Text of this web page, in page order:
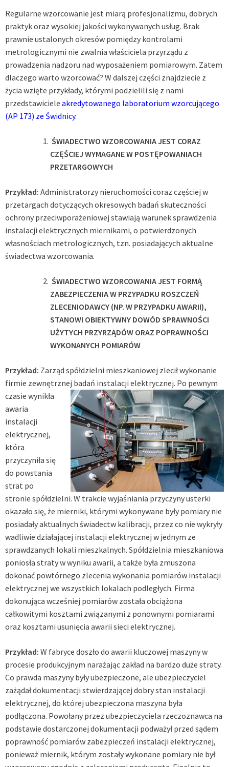
Regularne wzorcowanie jest miarą profesjonalizmu, dobrych
praktyk oraz wysokiej jakości wykonywanych usług. Brak
prawnie ustalonych okresów pomiędzy kontrolami
metrologicznymi nie zwalnia właściciela przyrządu z
prowadzenia nadzoru nad wyposażeniem pomiarowym. Zatem
dlaczego warto wzorcować? W dalszej części znajdziecie z
życia wzięte przykłady, którymi podzielili się z nami
przedstawiciele akredytowanego laboratorium wzorcującego
(AP 173) ze Świdnicy.
ŚWIADECTWO WZORCOWANIA JEST CORAZ
CZĘŚCIEJ WYMAGANE W POSTĘPOWANIACH
PRZETARGOWYCH
Przykład: Administratorzy nieruchomości coraz częściej w
przetargach dotyczących okresowych badań skuteczności
ochrony przeciwporażeniowej stawiają warunek sprawdzenia
instalacji elektrycznych miernikami, o potwierdzonych
własnościach metrologicznych, tzn. posiadających aktualne
świadectwa wzorcowania.
ŚWIADECTWO WZORCOWANIA JEST FORMĄ
ZABEZPIECZENIA W PRZYPADKU ROSZCZEŃ
ZLECENIODAWCY (NP. W PRZYPADKU AWARII),
STANOWI OBIEKTYWNY DOWÓD SPRAWNOŚCI
UŻYTYCH PRZYRZĄDÓW ORAZ POPRAWNOŚCI
WYKONANYCH POMIARÓW
Przykład: Zarząd spółdzielni mieszkaniowej zlecił wykonanie
firmie zewnętrznej badań instalacji elektrycznej. Po pewnym
czasie wynikła
awaria
instalacji
elektrycznej,
która
przyczyniła się
do powstania
strat po
stronie spółdzielni. W trakcie wyjaśniania przyczyny usterki
okazało się, że mierniki, którymi wykonywane były pomiary nie
posiadały aktualnych świadectw kalibracji, przez co nie wykryły
wadliwie działającej instalacji elektrycznej w jednym ze
sprawdzanych lokali mieszkalnych. Spółdzielnia mieszkaniowa
poniosła straty w wyniku awarii, a także była zmuszona
dokonać powtórnego zlecenia wykonania pomiarów instalacji
elektrycznej we wszystkich lokalach podległych. Firma
dokonująca wcześniej pomiarów została obciążona
całkowitymi kosztami związanymi z ponownymi pomiarami
oraz kosztami usunięcia awarii sieci elektrycznej.
Przykład: W fabryce doszło do awarii kluczowej maszyny w
procesie produkcyjnym narażając zakład na bardzo duże straty.
Co prawda maszyny były ubezpieczone, ale ubezpieczyciel
zażądał dokumentacji stwierdzającej dobry stan instalacji
elektrycznej, do której ubezpieczona maszyna była
podłączona. Powołany przez ubezpieczyciela rzeczoznawca na
podstawie dostarczonej dokumentacji podważył przed sądem
poprawność pomiarów zabezpieczeń instalacji elektrycznej,
ponieważ miernik, którym zostały wykonane pomiary nie był